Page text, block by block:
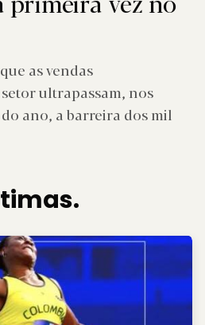
as vendas
ultrapassam, nos
ano, a barreira dos mil